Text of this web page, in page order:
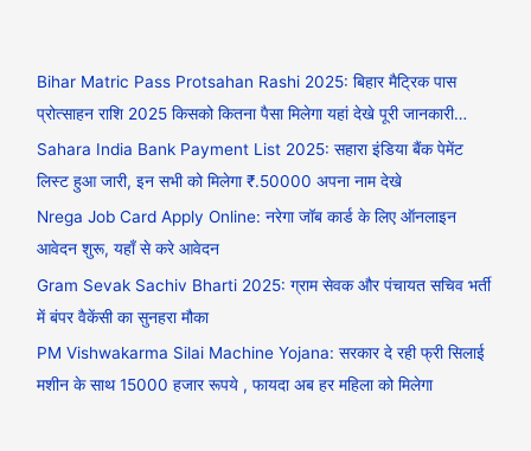
Bihar Matric Pass Protsahan Rashi 2025: बिहार मैट्रिक पास
प्रोत्साहन राशि 2025 किसको कितना पैसा मिलेगा यहां देखे पूरी जानकारी…
Sahara India Bank Payment List 2025: सहारा इंडिया बैंक पेमेंट
लिस्ट हुआ जारी, इन सभी को मिलेगा ₹.50000 अपना नाम देखे
Nrega Job Card Apply Online: नरेगा जॉब कार्ड के लिए ऑनलाइन
आवेदन शुरू, यहाँ से करे आवेदन
Gram Sevak Sachiv Bharti 2025: ग्राम सेवक और पंचायत सचिव भर्ती
में बंपर वैकेंसी का सुनहरा मौका
PM Vishwakarma Silai Machine Yojana: सरकार दे रही फ्री सिलाई
मशीन के साथ 15000 हजार रूपये , फायदा अब हर महिला को मिलेगा